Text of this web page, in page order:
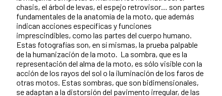
chasis, el árbol de levas, el espejo retrovisor… son partes
fundamentales de la anatomía de la moto, que además
indican acciones específicas y funciones
imprescindibles, como las partes del cuerpo humano.
Estas fotografías son, en sí mismas, la prueba palpable
de la humanización de la moto. La sombra, que es la
representación del alma de la moto, es sólo visible con la
acción de los rayos del sol o la iluminación de los faros de
otras motos. Estas sombras, que son bidimensionales,
se adaptan a la distorsión del pavimento irregular, de las